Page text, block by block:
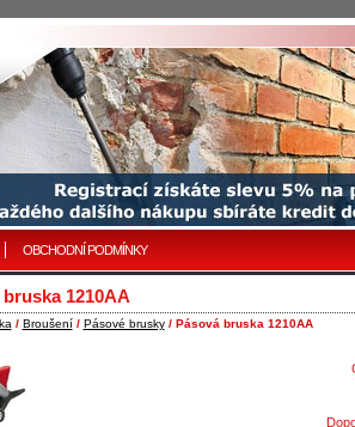
OBCHODNÍ PODMÍNKY
bruska 1210AA
/ Broušení/ Pásové brusky/ Pásová bruska 1210AA